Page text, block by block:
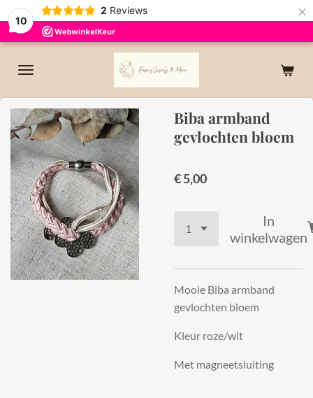
10
2 Reviews ×
Biba armband
gevlochten bloem
€ 5,00
In
winkelwagen
Mooie Biba armband
gevlochten bloem
Kleur roze/wit
Met magneetsluiting